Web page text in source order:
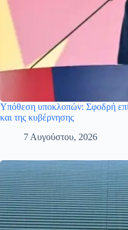
Υπόθεση υποκλοπών: Σφοδρή
και της κυβέρνησης
7 Αυγούστου, 2026